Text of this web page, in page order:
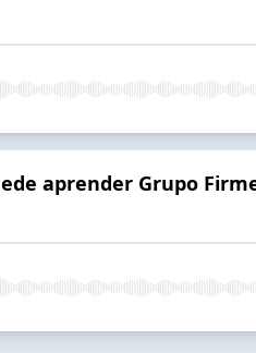
aprender Grupo